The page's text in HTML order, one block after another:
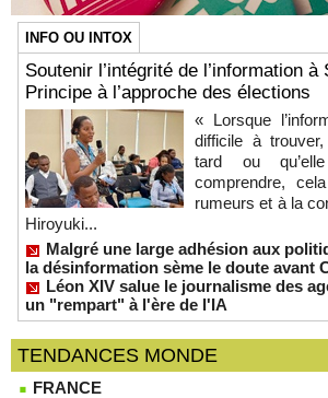
INFO OU INTOX
Soutenir l’intégrité de l’information à
Principe à l’approche des élections
« Lorsque
difficile à
tard ou
comprendre,
rumeurs et à la
Hiroyuki...
Malgré une large adhésion aux
la désinformation sème le doute avant
Léon XIV salue le journalisme des
un "rempart" à l'ère de l'IA
TENDANCES MONDE
FRANCE